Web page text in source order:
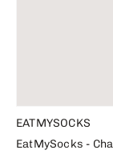
EATMYSOCKS
EatMySocks -